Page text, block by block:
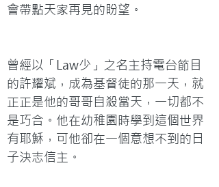
會帶點天家再見的盼望。
曾經以「Law少」之名主持電台節目
的許耀斌，成為基督徒的那一天，就
正正是他的哥哥自殺當天，一切都不
是巧合。他在幼稚園時學到這個世界
有耶穌，可他卻在一個意想不到的日
子決志信主。